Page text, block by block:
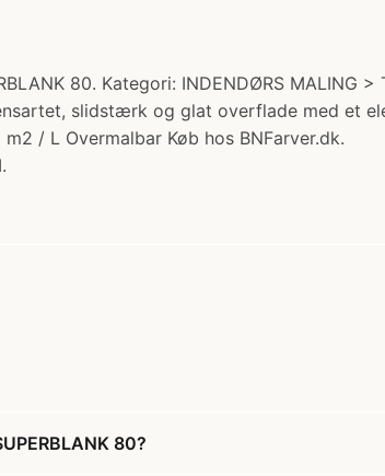
80. Kategori: INDENDØRS MALING
slidstærk og glat overflade med et
/ L Overmalbar Køb hos BNFarver.dk.
80?